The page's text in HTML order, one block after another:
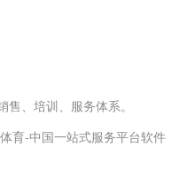
、培训、服务体系。
育-中国一站式服务平台软件